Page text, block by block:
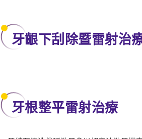
牙齦下刮除暨雷射治
牙根整平雷射治療